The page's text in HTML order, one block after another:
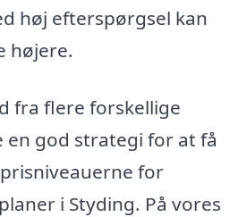
høj efterspørgsel kan
højere.
fra flere forskellige
god strategi for at få
for
i Styding. På vores